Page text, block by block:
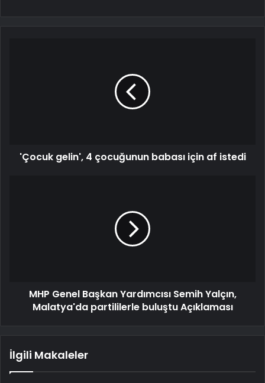
'Çocuk gelin', 4 çocuğunun babası için af istedi
MHP Genel Başkan Yardımcısı Semih Yalçın,
Malatya'da partililerle buluştu Açıklaması
İlgili Makaleler